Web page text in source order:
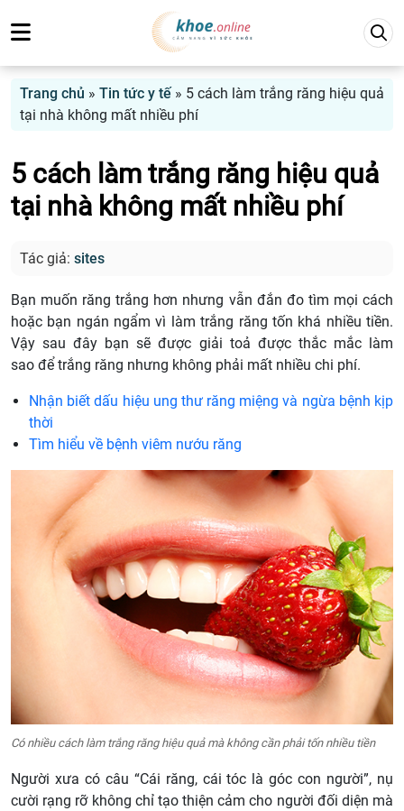
Trang chủ » Tin tức y tế» 5 cách làm trắng răng hiệu quả
tại nhà không mất nhiều phí
5 cách làm trắng răng hiệu quả
tại nhà không mất nhiều phí
Tác giả: sites
Bạn muốn răng trắng hơn nhưng vẫn đắn đo tìm mọi cách
hoặc bạn ngán ngẩm vì làm trắng răng tốn khá nhiều tiền.
Vậy sau đây bạn sẽ được giải toả được thắc mắc làm
sao để trắng răng nhưng không phải mất nhiều chi phí.
Nhận biết dấu hiệu ung thư răng miệng và ngừa bệnh kịp
thời
Tìm hiểu về bệnh viêm nướu răng
Có nhiều cách làm trắng răng hiệu quả mà không cần phải tốn nhiều tiền
Người xưa có câu “Cái răng, cái tóc là góc con người”, nụ
cười rạng rỡ không chỉ tạo thiện cảm cho người đối diện mà